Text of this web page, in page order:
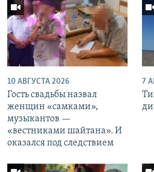
10 АВГУСТА 2026
Гость свадьбы назвал
женщин «самками»,
музыкантов —
«вестниками шайтана». И
оказался под следствием
7